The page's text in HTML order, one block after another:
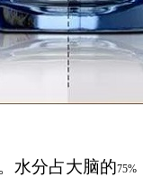
水分占大脑的75%